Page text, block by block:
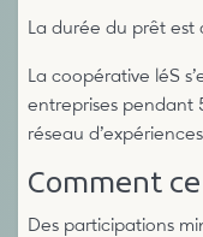
La durée du prêt est
La coopérative léS
entreprises pendant
réseau
Comment
Des participations